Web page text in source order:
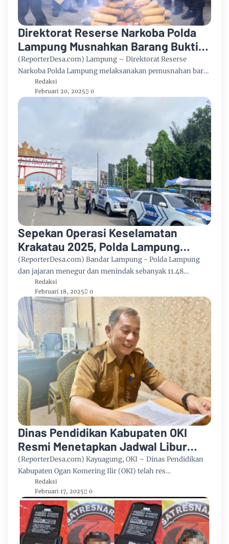
Direktorat Reserse Narkoba Polda
Lampung Musnahkan Barang Bukti
Narkotika Senilai Rp 10,7 Miliar
(ReporterDesa.com) Lampung – Direktorat Reserse
Narkoba Polda Lampung melaksanakan pemusnahan bar…
Redaksi
Februari 20, 2025
0
Sepekan Operasi Keselamatan
Krakatau 2025, Polda Lampung
Tegur 11.483 Pelanggar Lalu Lintas
(ReporterDesa.com) Bandar Lampung - Polda Lampung
dan jajaran menegur dan menindak sebanyak 11.48…
Redaksi
Februari 18, 2025
0
Dinas Pendidikan Kabupaten OKI
Resmi Menetapkan Jadwal Libur
Sekolah Selama Bulan Suci
Ramadhan
(ReporterDesa.com) Kayuagung, OKI – Dinas Pendidikan
Kabupaten Ogan Komering Ilir (OKI) telah res…
Redaksi
Februari 17, 2025
0